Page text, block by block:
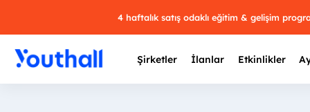
4 haftalık satış odaklı eğitim & gelişim
Şirketler İlanlar Etkinlikler